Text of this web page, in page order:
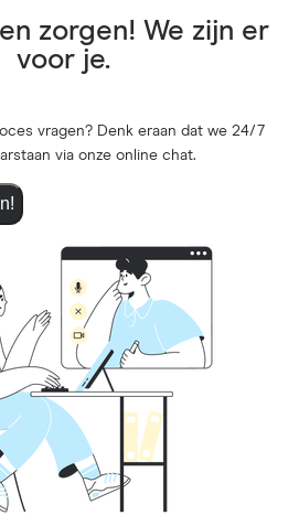
zorgen! We zijn er
voor je.
vragen? Denk eraan dat we 24/7
via onze online chat.